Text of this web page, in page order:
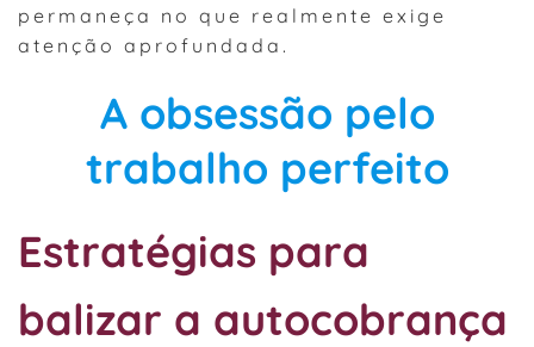
permaneça no que realmente exige
atenção aprofundada.
A obsessão pelo
trabalho perfeito
Estratégias para
balizar a autocobrança